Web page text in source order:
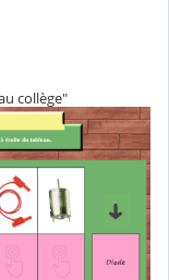
collège"